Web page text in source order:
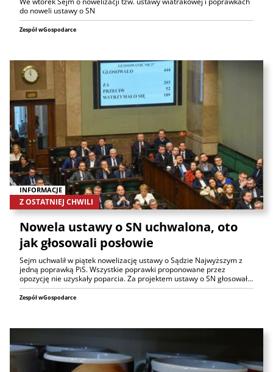
do noweli ustawy o SN
Zespół wGospodarce
INFORMACJE
Z OSTATNIEJ CHWILI
Nowela ustawy o SN uchwalona, oto
jak głosowali posłowie
Sejm uchwalił w piątek nowelizację ustawy o Sądzie Najwyższym z
jedną poprawką PiS. Wszystkie poprawki proponowane przez
opozycję nie uzyskały poparcia. Za projektem ustawy o SN głosował…
Zespół wGospodarce